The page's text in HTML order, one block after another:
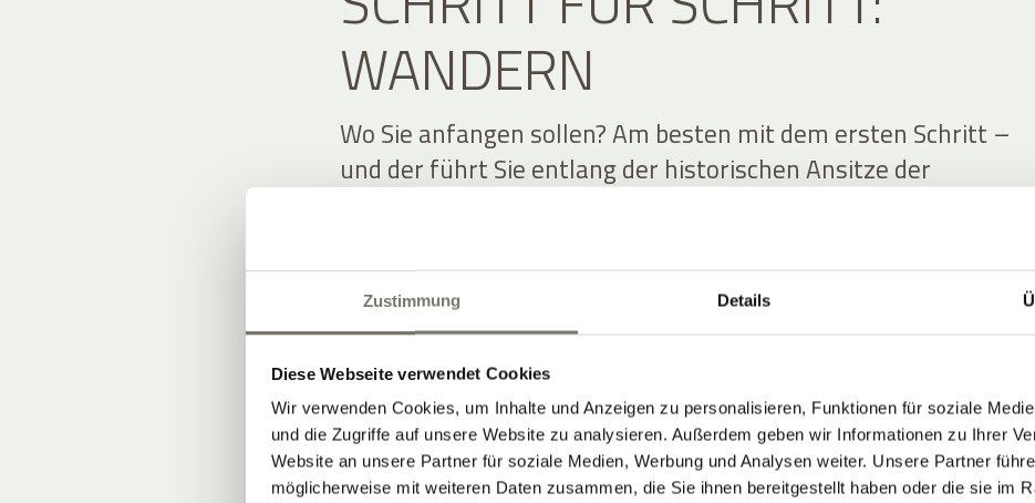
Zustimmung Details
Diese Webseite verwendet Cookies
Wir verwenden Cookies, um Inhalte und Anzeigen zu personalisieren, Funktionen für soziale
und die Zugriffe auf unsere Website zu analysieren. Außerdem geben wir Informationen zu Ihrer
Website an unsere Partner für soziale Medien, Werbung und Analysen weiter. Unsere Partner
möglicherweise mit weiteren Daten zusammen, die Sie ihnen bereitgestellt haben oder die sie im
WANDERN
Wo Sie anfangen sollen? Am besten mit dem ersten Schritt –
und der führt Sie entlang der historischen Ansitze der
Sommer führt der Weg zu den Eislöchern. Oder etwas weiter,
zur Drei-Burgen-Wanderung. Wenn Sie höher hinaus wollen,
bietet sich der Eppaner Höhenweg an – spektakuläre Aussicht
übers Tal und auf die Dolomiten inklusive. Die lassen sich für
eine anspruchsvollere Bergtour ebenfalls gut erreichen. Aber
am besten einfach mal nach Lust und Laune treiben lassen.